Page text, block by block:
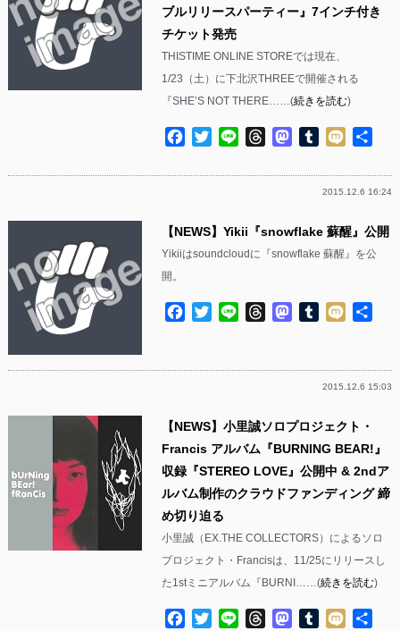
ブルリリースパーティー』7インチ付き
チケット発売
THISTIME ONLINE STOREでは現在、
1/23（土）に下北沢THREEで開催される
『SHE’S NOT THERE……(続きを読む)
Facebook
TwitterLine ThreadsMastodon
Tumblr
Mixi
2015.12.6 16:24
【NEWS】Yikii『snowflake 蘇醒』公開
Yikiiはsoundcloudに『snowflake 蘇醒』を公
開。
Facebook
TwitterLine ThreadsMastodon
Tumblr
Mixi
2015.12.6 15:03
【NEWS】小里誠ソロプロジェクト・
Francis アルバム『BURNING BEAR!』
収録『STEREO LOVE』公開中 & 2ndア
ルバム制作のクラウドファンディング 締
め切り迫る
小里誠（EX.THE COLLECTORS）によるソロ
プロジェクト・Francisは、11/25にリリースし
た1stミニアルバム『BURNI……(続きを読む)
Facebook
TwitterLine ThreadsMastodon
Tumblr
Mixi